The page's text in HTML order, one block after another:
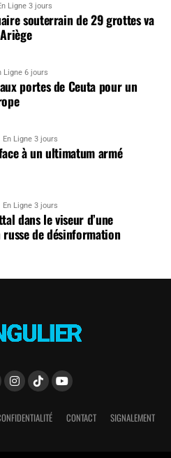
Ligne 3 jours
souterrain de 29 grottes va
Ligne 6 jours
portes de Ceuta pour un
En Ligne 3 jours
à un ultimatum armé
En Ligne 3 jours
dans le viseur d’une
de désinformation
CONTACT SIGNALEMENT